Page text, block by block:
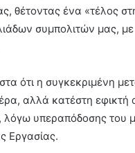
θέτοντας ένα «τέλος
συμπολιτών μας, με
ότι η συγκεκριμένη
αλλά κατέστη εφικτή
λόγω υπεραπόδοσης του
Εργασίας.